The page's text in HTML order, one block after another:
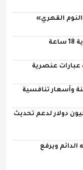
القهري»
عبارات عنصرية
الدولي يوافق على منحة بقيمة 100 مليون دولار لدعم تحديث
ويرفع